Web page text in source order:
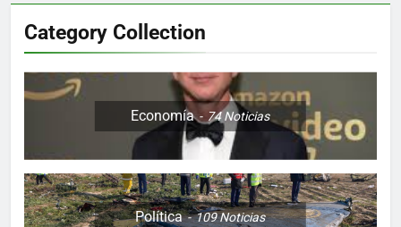
Category Collection
Economía 74Noticias
Política 109Noticias